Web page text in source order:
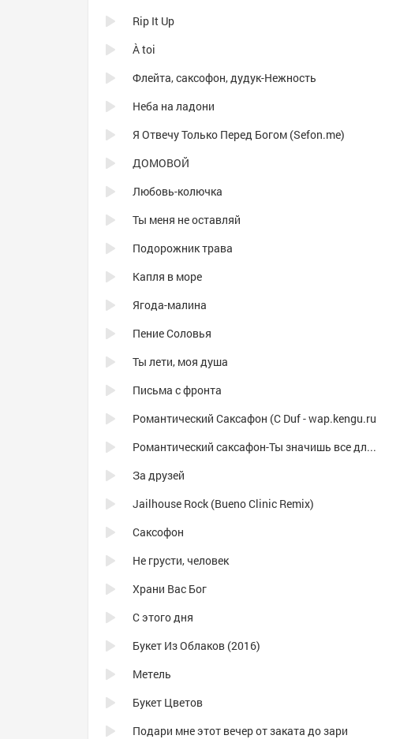
Rip It Up
À toi
Флейта, саксофон, дудук-Нежность
Неба на ладони
Я Отвечу Только Перед Богом (Sefon.me)
ДОМОВОЙ
Любовь-колючка
Ты меня не оставляй
Подорожник трава
Капля в море
Ягода-малина
Пение Соловья
Ты лети, моя душа
Письма с фронта
Романтический Саксафон (C Duf - wap.kengu.ru
Романтический саксафон-Ты значишь все для меня
За друзей
Jailhouse Rock (Bueno Clinic Remix)
Саксoфон
Не грусти, человек
Храни Вас Бог
С этого дня
Букет Из Облаков (2016)
Метель
Букет Цветов
Подари мне этот вечер от заката до зари